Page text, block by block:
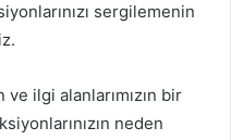
sergilemenin
ilgi alanlarımızın bir
neden